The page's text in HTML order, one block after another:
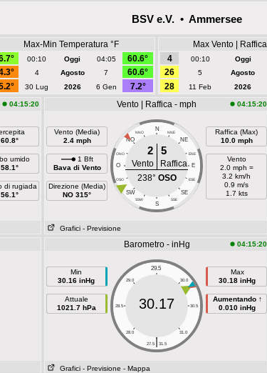
BSV e.V. • Ammersee
Max-Min Temperatura °F
00:10 Oggi 04:05
60.6°
4 Agosto 7
60.6°
30 Lug 2026 6 Gen 7.2°
Max Vento |
4
00:10 Oggi
26
5 Agosto
28
11 Feb 2026
04:15:20
60.8°
umido
58.1°
di rugiada
56.1°
Vento | Raffica - mph 04:15:20
Vento (Media)
2.4 mph
1 Bft
Bava di Vento
Direzione (Media)
NO 315°
N
NNO NNE
NO NE
ONO ENE
O E
OSO ESE
SW SE
SSW SSE
S
2 5
Vento
Raffica
238° OSO
Raffica (Max)
10.0 mph
Vento
2.0 mph =
3.2 km/h
0.9 m/s
1.7 kts
Grafici - Previsione
Barometro - inHg 04:15:20
Min
30.16 inHg
Attuale
1021.7 hPa
29.5
29.0 30.0
28.5 30.5
28.0 31.0
|
27.5 31.5
30.17
Max
30.18 inHg
Aumentando ↑
0.010 inHg
Grafici - Previsione - Mappa